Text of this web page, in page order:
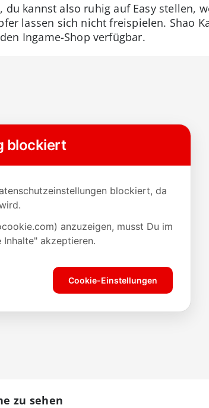
kannst also ruhig auf Easy stellen,
lassen sich nicht freispielen. Shao
Ingame-Shop verfügbar.
zu sehen